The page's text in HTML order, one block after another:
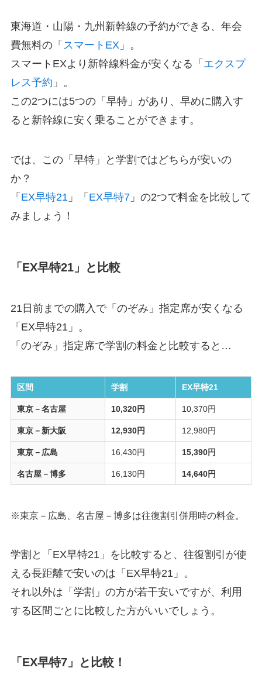
東海道・山陽・九州新幹線の予約ができる、年会
費無料の「 スマートEX」。
スマートEXより新幹線料金が安くなる「 エクスプ
レス予約 」。
この2つには5つの「早特」があり、早めに購入す
ると新幹線に安く乗ることができます。
では、この「早特」と学割ではどちらが安いの
か？
「 EX早特21」「 EX早特7」の2つで料金を比較して
みましょう！
「EX早特21」と比較
21日前までの購入で「のぞみ」指定席が安くなる
「EX早特21」。
「のぞみ」指定席で学割の料金と比較すると…
区間 学割 EX早特21
東京－名古屋 10,320円 10,370円
東京－新大阪 12,930円 12,980円
東京－広島 16,430円 15,390円
名古屋－博多 16,130円 14,640円
※東京－広島、名古屋－博多は往復割引併用時の料金。
学割と「EX早特21」を比較すると、往復割引が使
える長距離で安いのは「EX早特21」。
それ以外は「学割」の方が若干安いですが、利用
する区間ごとに比較した方がいいでしょう。
「EX早特7」と比較！